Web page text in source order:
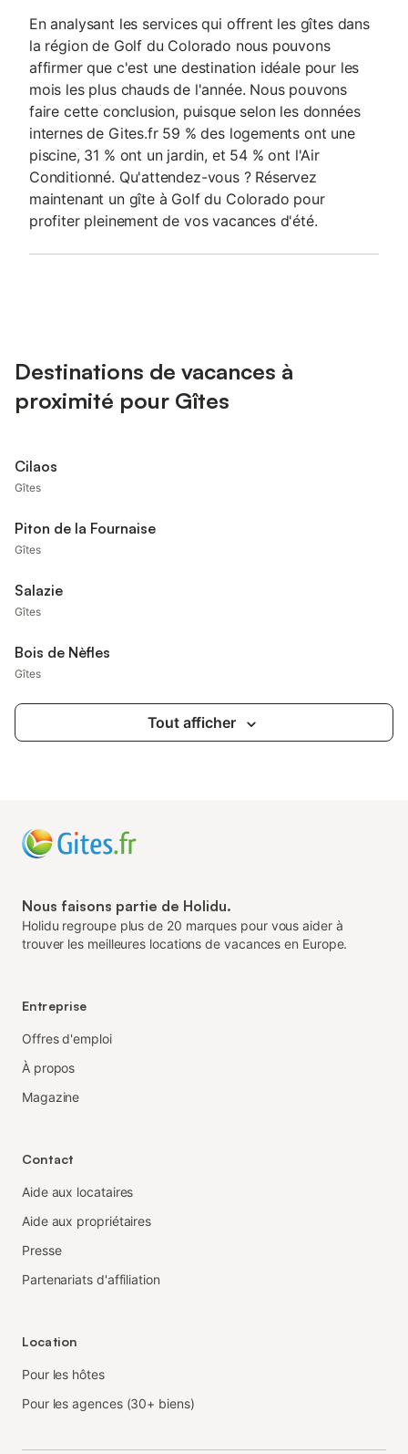
En analysant les services qui offrent les gîtes dans
la région de Golf du Colorado nous pouvons
affirmer que c'est une destination idéale pour les
mois les plus chauds de l'année. Nous pouvons
faire cette conclusion, puisque selon les données
internes de Gites.fr 59 % des logements ont une
piscine, 31 % ont un jardin, et 54 % ont l'Air
Conditionné. Qu'attendez-vous ? Réservez
maintenant un gîte à Golf du Colorado pour
profiter pleinement de vos vacances d'été.
Destinations de vacances à
proximité pour Gîtes
Cilaos
Gîtes
Piton de la Fournaise
Gîtes
Salazie
Gîtes
Bois de Nèfles
Gîtes
Tout afficher
Nous faisons partie de Holidu.
Holidu regroupe plus de 20 marques pour vous aider à
trouver les meilleures locations de vacances en Europe.
Entreprise
Offres d'emploi
À propos
Magazine
Contact
Aide aux locataires
Aide aux propriétaires
Presse
Partenariats d'affiliation
Location
Pour les hôtes
Pour les agences (30+ biens)